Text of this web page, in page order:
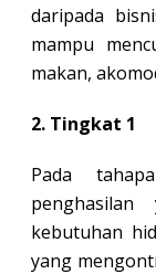
daripada
mampu
makan,
2. Tingkat 1
Pada
kebutuhan
yang